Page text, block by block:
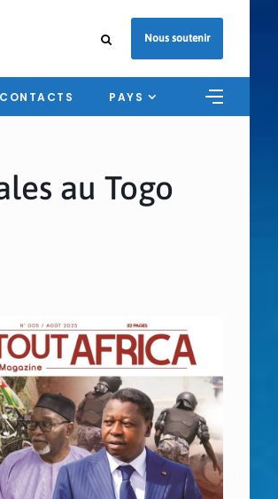
Nous soutenir
CONTACTS PAYS
au Togo